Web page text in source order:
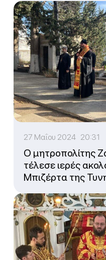
27 Μαΐου 2024 20:31
Ο μητροπολίτης
τέλεσε ιερές
Μπιζέρτα της